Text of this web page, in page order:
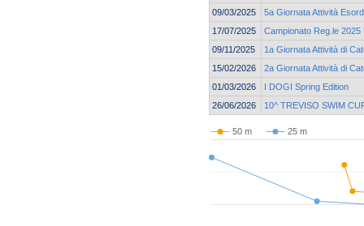
09/03/2025
5a Giornata Attività
17/07/2025
Campionato Reg.le
09/11/2025
1a Giornata Attività di
15/02/2026
2a Giornata Attività di
01/03/2026
I DOGI Spring Edition
26/06/2026
10^ TREVISO SWIM
50 m 25 m